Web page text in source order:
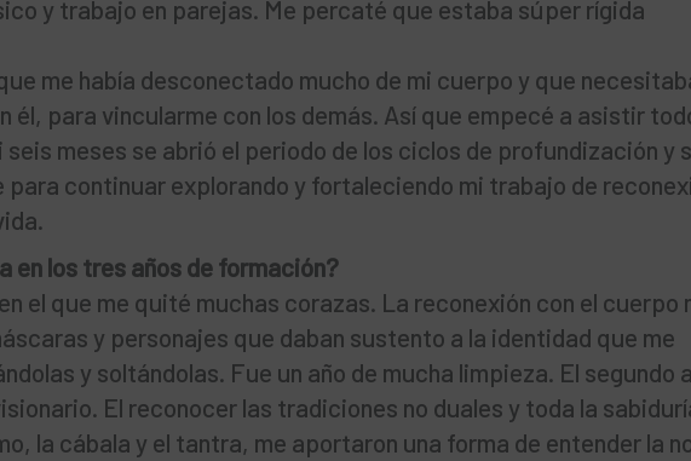
y trabajo en parejas. Me percaté que estaba súper rígida
me había desconectado mucho de mi cuerpo y que
él, para vincularme con los demás. Así que empecé a asistir
meses se abrió el periodo de los ciclos de profundización y
para continuar explorando y fortaleciendo mi trabajo de
en los tres años de formación?
el que me quité muchas corazas. La reconexión con el cuerpo
y personajes que daban sustento a la identidad que me
y soltándolas. Fue un año de mucha limpieza. El segundo
El reconocer las tradiciones no duales y toda la
la cábala y el tantra, me aportaron una forma de entender la